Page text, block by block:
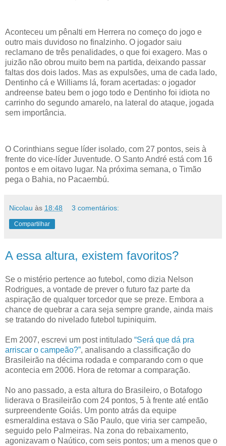
Aconteceu um pênalti em Herrera no começo do jogo e
outro mais duvidoso no finalzinho. O jogador saiu
reclamano de três penalidades, o que foi exagero. Mas o
juizão não obrou muito bem na partida, deixando passar
faltas dos dois lados. Mas as expulsões, uma de cada lado,
Dentinho cá e Williams lá, foram acertadas: o jogador
andreense bateu bem o jogo todo e Dentinho foi idiota no
carrinho do segundo amarelo, na lateral do ataque, jogada
sem importância.
O Corinthians segue líder isolado, com 27 pontos, seis à
frente do vice-líder Juventude. O Santo André está com 16
pontos e em oitavo lugar. Na próxima semana, o Timão
pega o Bahia, no Pacaembú.
Nicolau às 18:48 3 comentários:
Compartilhar
A essa altura, existem favoritos?
Se o mistério pertence ao futebol, como dizia Nelson
Rodrigues, a vontade de prever o futuro faz parte da
aspiração de qualquer torcedor que se preze. Embora a
chance de quebrar a cara seja sempre grande, ainda mais
se tratando do nivelado futebol tupiniquim.
Em 2007, escrevi um post intitulado “Será que dá pra
arriscar o campeão?”, analisando a classificação do
Brasileirão na décima rodada e comparando com o que
acontecia em 2006. Hora de retomar a comparação.
No ano passado, a esta altura do Brasileiro, o Botafogo
liderava o Brasileirão com 24 pontos, 5 à frente até então
surpreendente Goiás. Um ponto atrás da equipe
esmeraldina estava o São Paulo, que viria ser campeão,
seguido pelo Palmeiras. Na zona do rebaixamento,
agonizavam o Naútico, com seis pontos; um a menos que o